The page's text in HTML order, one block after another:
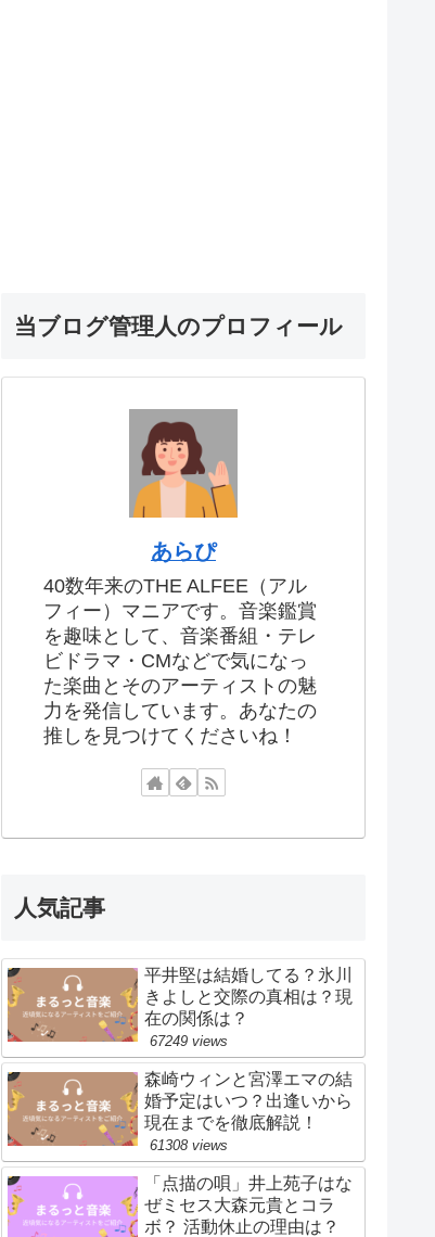
当ブログ管理人のプロフィール
あらぴ
40数年来のTHE ALFEE（アル
フィー）マニアです。音楽鑑賞
を趣味として、音楽番組・テレ
ビドラマ・CMなどで気になっ
た楽曲とそのアーティストの魅
力を発信しています。あなたの
推しを見つけてくださいね！
人気記事
平井堅は結婚してる？氷川
きよしと交際の真相は？現
在の関係は？
67249 views
森崎ウィンと宮澤エマの結
婚予定はいつ？出逢いから
現在までを徹底解説！
61308 views
「点描の唄」井上苑子はな
ぜミセス大森元貴とコラ
ボ？ 活動休止の理由は？